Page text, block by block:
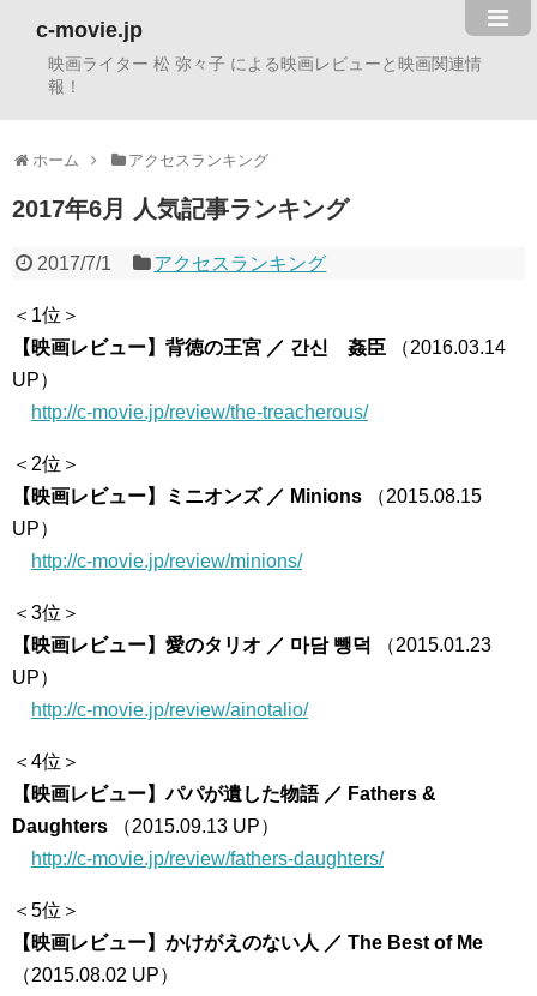
c-movie.jp
映画ライター 松 弥々子 による映画レビューと映画関連情
報！
ホーム アクセスランキング
2017年6月 人気記事ランキング
2017/7/1 アクセスランキング
＜1位＞
【映画レビュー】背徳の王宮 ／ 간신 姦臣 （2016.03.14
UP）
http://c-movie.jp/review/the-treacherous/
＜2位＞
【映画レビュー】ミニオンズ ／ Minions （2015.08.15
UP）
http://c-movie.jp/review/minions/
＜3位＞
【映画レビュー】愛のタリオ ／ 마담 뺑덕
（2015.01.23
UP）
http://c-movie.jp/review/ainotalio/
＜4位＞
【映画レビュー】パパが遺した物語 ／ Fathers &
Daughters （2015.09.13 UP）
http://c-movie.jp/review/fathers-daughters/
＜5位＞
【映画レビュー】かけがえのない人 ／ The Best of Me
（2015.08.02 UP）